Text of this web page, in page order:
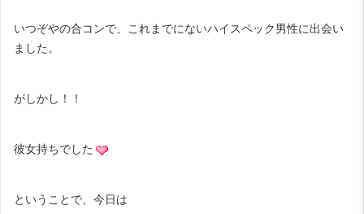
いつぞやの合コンで、これまでにないハイスペック男性に出会い
ました。
がしかし！！
彼女持ちでした
ということで、今日は